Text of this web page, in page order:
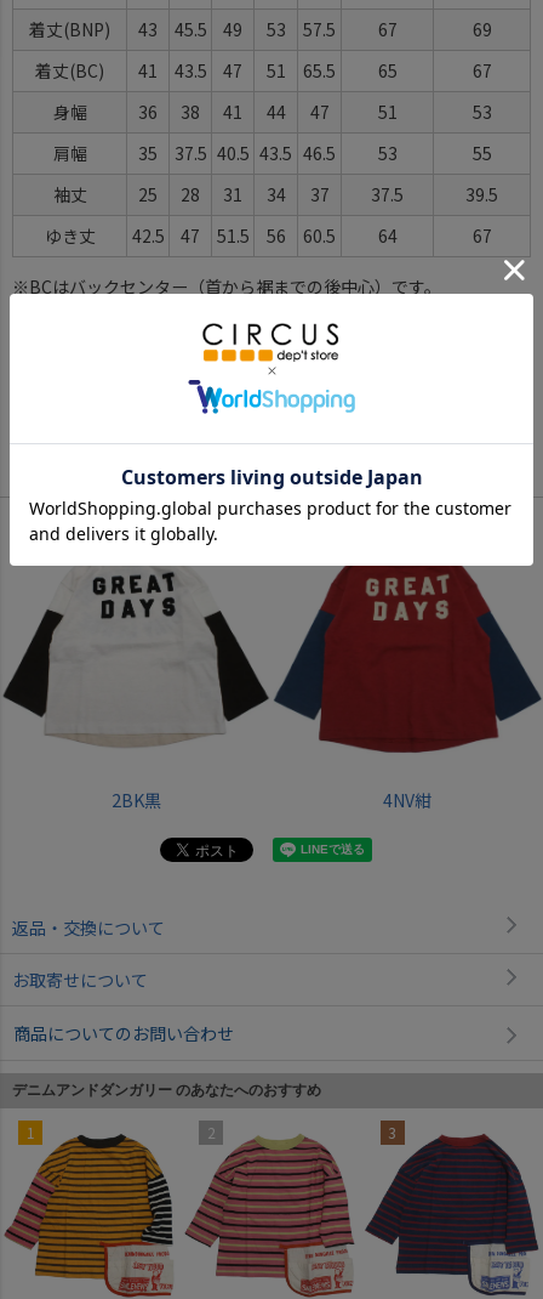
着丈(BNP)
43 45.5 49 53 57.5 67
69
着丈(BC)
41 43.5 47 51 65.5 65
67
身幅
36 38 41 44 47 51
53
肩幅
35 37.5 40.5 43.5 46.5 53
55
袖丈
25 28 31 34 37 37.5
39.5
ゆき丈
42.5 47 51.5 56 60.5 64 67
※BCはバックセンター（首から裾までの後中心）です。
サイズ詳細について
2BK黒 4NV紺
返品・交換について
お取寄せについて
商品についてのお問い合わせ
デニムアンドダンガリー のあなたへのおすすめ
1 2 3